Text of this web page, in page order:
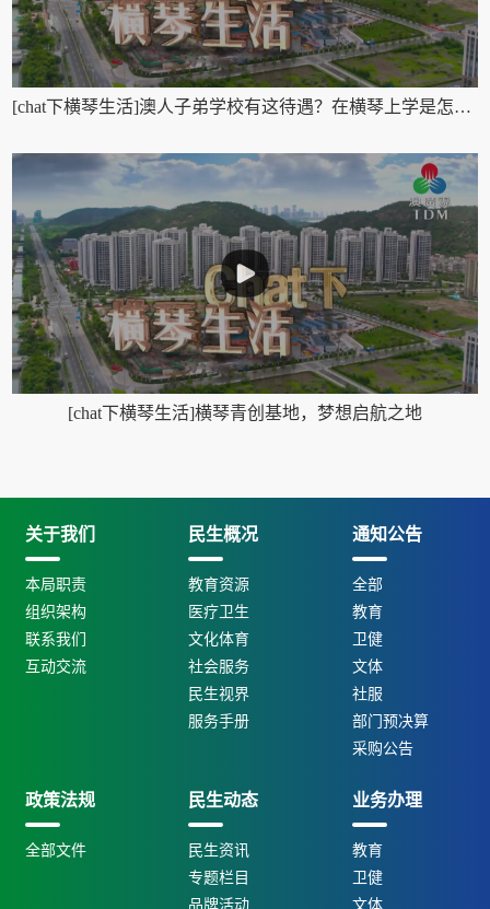
[chat下横琴生活]澳人子弟学校有这待遇？在横琴上学是怎样的？
[chat下横琴生活]横琴青创基地，梦想启航之地
关于我们
本局职责
组织架构
联系我们
互动交流
民生概况
教育资源
医疗卫生
文化体育
社会服务
民生视界
服务手册
通知公告
全部
教育
卫健
文体
社服
部门预决算
采购公告
政策法规
全部文件
民生动态
民生资讯
专题栏目
品牌活动
业务办理
教育
卫健
文体